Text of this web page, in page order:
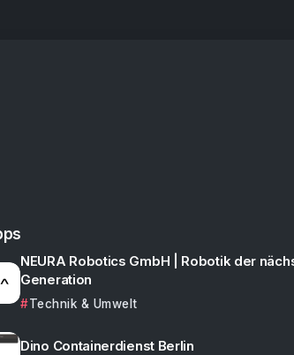
NEURA Robotics GmbH | Robotik der
Generation
Technik & Umwelt
Dino Containerdienst Berlin